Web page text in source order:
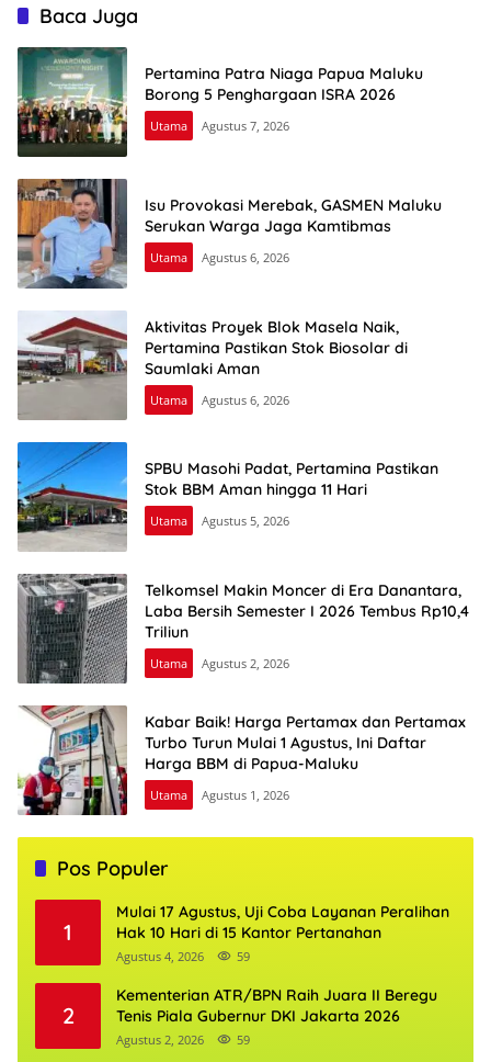
Baca Juga
Pertamina Patra Niaga Papua Maluku
Borong 5 Penghargaan ISRA 2026
Utama Agustus 7, 2026
Isu Provokasi Merebak, GASMEN Maluku
Serukan Warga Jaga Kamtibmas
Utama Agustus 6, 2026
Aktivitas Proyek Blok Masela Naik,
Pertamina Pastikan Stok Biosolar di
Saumlaki Aman
Utama Agustus 6, 2026
SPBU Masohi Padat, Pertamina Pastikan
Stok BBM Aman hingga 11 Hari
Utama Agustus 5, 2026
Telkomsel Makin Moncer di Era Danantara,
Laba Bersih Semester I 2026 Tembus Rp10,4
Triliun
Utama Agustus 2, 2026
Kabar Baik! Harga Pertamax dan Pertamax
Turbo Turun Mulai 1 Agustus, Ini Daftar
Harga BBM di Papua-Maluku
Utama Agustus 1, 2026
Pos Populer
1
Mulai 17 Agustus, Uji Coba Layanan Peralihan
Hak 10 Hari di 15 Kantor Pertanahan
Agustus 4, 2026 59
2
Kementerian ATR/BPN Raih Juara II Beregu
Tenis Piala Gubernur DKI Jakarta 2026
Agustus 2, 2026 59